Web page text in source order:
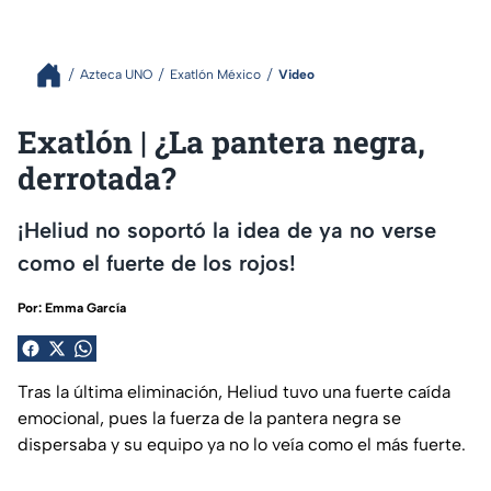
Azteca UNO Exatlón México Video
Exatlón | ¿La pantera negra,
derrotada?
¡Heliud no soportó la idea de ya no verse
como el fuerte de los rojos!
Por: Emma García
Tras la última eliminación, Heliud tuvo una fuerte caída
emocional, pues la fuerza de la pantera negra se
dispersaba y su equipo ya no lo veía como el más fuerte.